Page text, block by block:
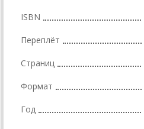
ISBN
Переплёт
Страниц
Формат
Год